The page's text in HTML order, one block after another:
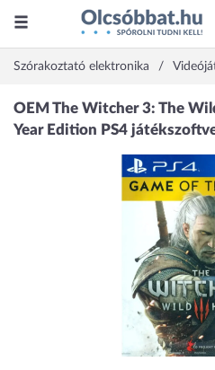
Szórakoztató elektronika